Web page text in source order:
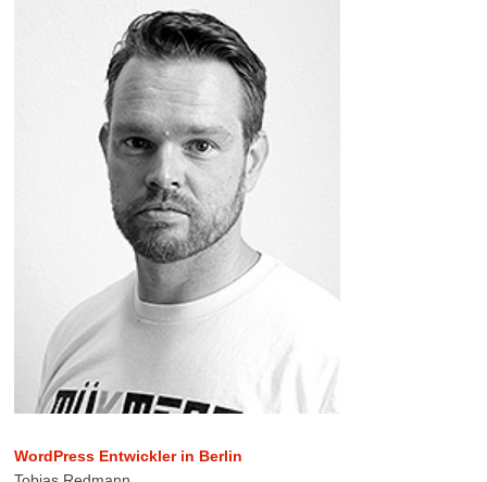
WordPress Entwickler in Berlin